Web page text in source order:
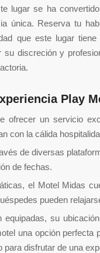
lugar se ha
única. Reserva tu
que este lugar tiene
discreción y
Play
ofrecer un servicio
con la cálida
de diversas
de fechas.
el Motel Midas
pueden
su
una opción perfecta
disfrutar de una